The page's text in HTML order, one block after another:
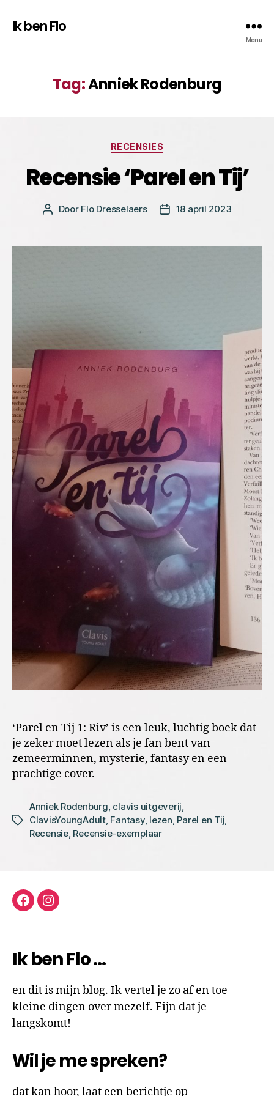
Ik ben Flo
Menu
Tag:Anniek Rodenburg
Categorieën
RECENSIES
Recensie ‘Parel en Tij’
Bericht
Door Flo Dresselaers Berichtdatum
18 april 2023
‘Parel en Tij 1: Riv’ is een leuk, luchtig boek dat
je zeker moet lezen als je fan bent van
zemeerminnen, mysterie, fantasy en een
prachtige cover.
Tags
Anniek Rodenburg, clavis uitgeverij,
ClavisYoungAdult, Fantasy, lezen, Parel en Tij,
Recensie, Recensie-exemplaar
facebookinstagram
Ik ben Flo …
en dit is mijn blog. Ik vertel je zo af en toe
kleine dingen over mezelf. Fijn dat je
langskomt!
Wil je me spreken?
dat kan hoor, laat een berichtje op